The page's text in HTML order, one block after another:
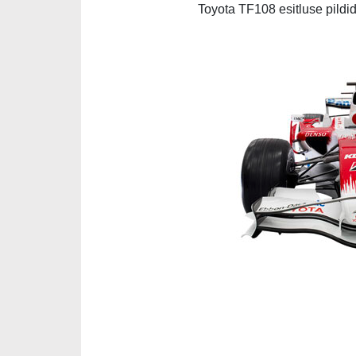
Toyota TF108 esitluse pildid